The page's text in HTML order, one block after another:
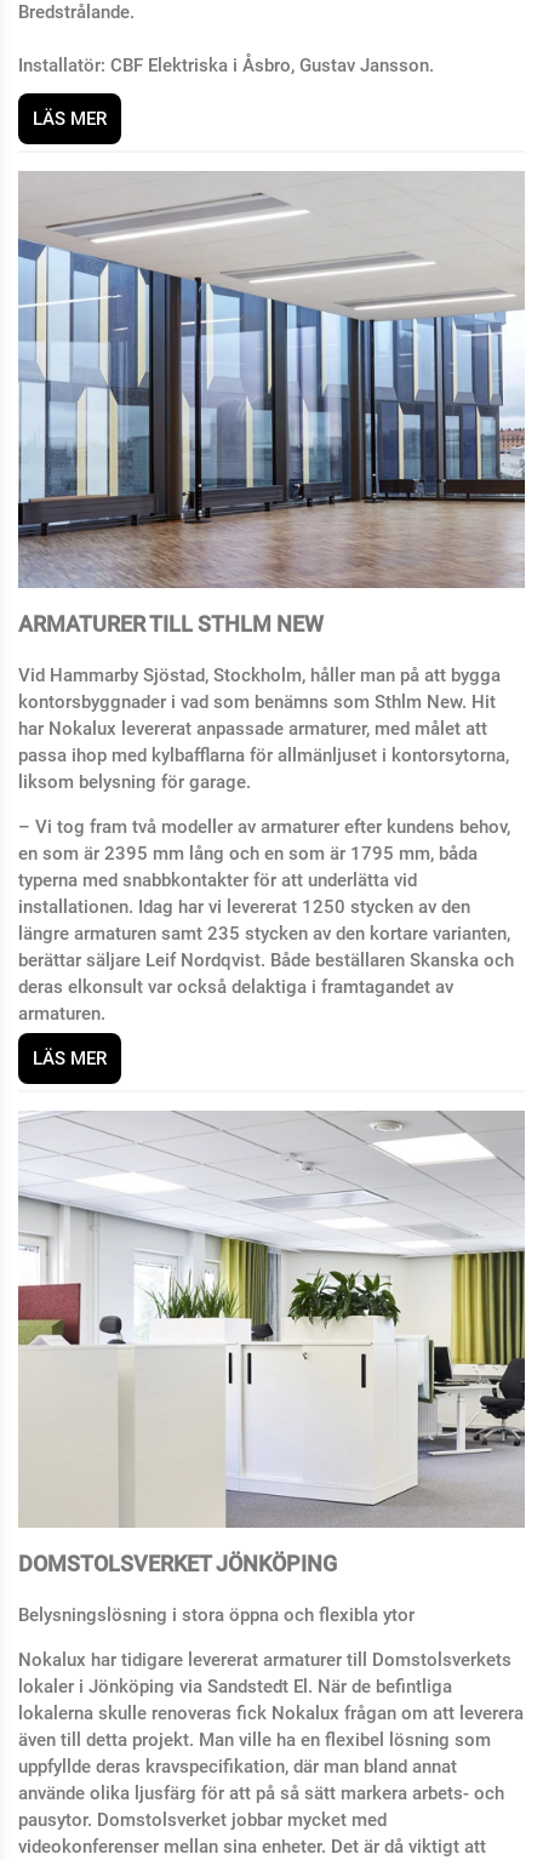
Bredstrålande.
Installatör: CBF Elektriska i Åsbro, Gustav Jansson.
LÄS MER
ARMATURER TILL STHLM NEW
Vid Hammarby Sjöstad, Stockholm, håller man på att bygga
kontorsbyggnader i vad som benämns som Sthlm New. Hit
har Nokalux levererat anpassade armaturer, med målet att
passa ihop med kylbafflarna för allmänljuset i kontorsytorna,
liksom belysning för garage.
– Vi tog fram två modeller av armaturer efter kundens behov,
en som är 2395 mm lång och en som är 1795 mm, båda
typerna med snabbkontakter för att underlätta vid
installationen. Idag har vi levererat 1250 stycken av den
längre armaturen samt 235 stycken av den kortare varianten,
berättar säljare Leif Nordqvist. Både beställaren Skanska och
deras elkonsult var också delaktiga i framtagandet av
armaturen.
LÄS MER
DOMSTOLSVERKET JÖNKÖPING
Belysningslösning i stora öppna och flexibla ytor
Nokalux har tidigare levererat armaturer till Domstolsverkets
lokaler i Jönköping via Sandstedt El. När de befintliga
lokalerna skulle renoveras fick Nokalux frågan om att leverera
även till detta projekt. Man ville ha en flexibel lösning som
uppfyllde deras kravspecifikation, där man bland annat
använde olika ljusfärg för att på så sätt markera arbets- och
pausytor. Domstolsverket jobbar mycket med
videokonferenser mellan sina enheter. Det är då viktigt att